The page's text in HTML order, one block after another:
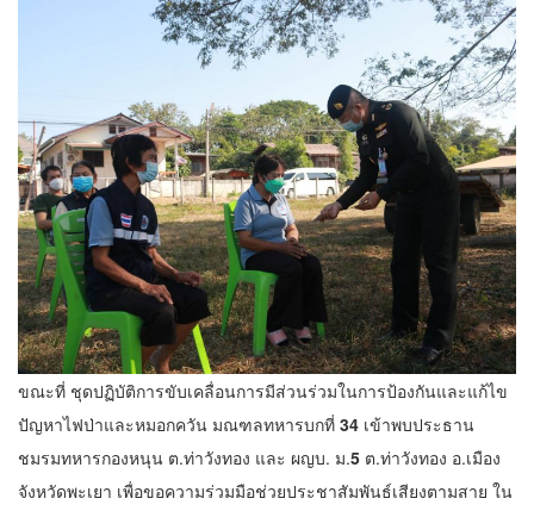
ขณะที่ ชุดปฏิบัติการขับเคลื่อนการมีส่วนร่วมในการป้องกันและแก้ไข
ปัญหาไฟป่าและหมอกควัน มณฑลทหารบกที่ 34 เข้าพบประธาน
ชมรมทหารกองหนุน ต.ท่าวังทอง และ ผญบ. ม.5 ต.ท่าวังทอง อ.เมือง
จังหวัดพะเยา เพื่อขอความร่วมมือช่วยประชาสัมพันธ์เสียงตามสาย ใน